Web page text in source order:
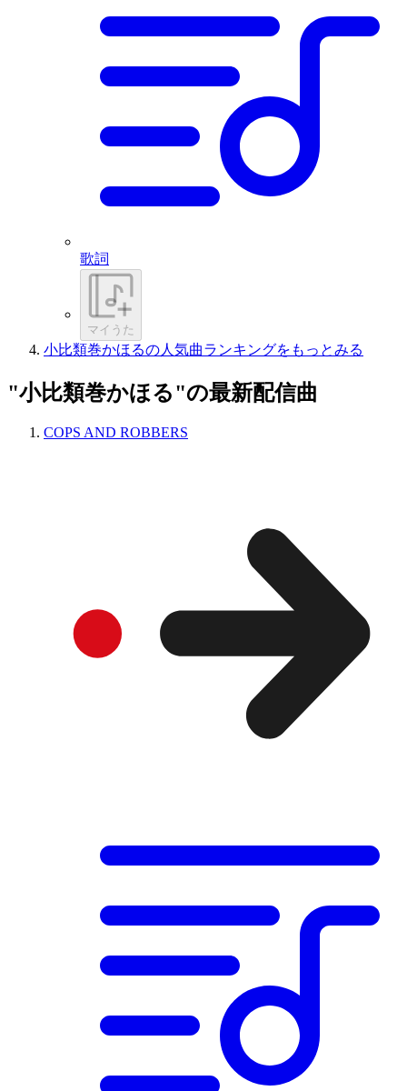
歌詞
マイうた
小比類巻かほるの人気曲ランキングをもっとみる
"小比類巻かほる"の最新配信曲
COPS AND ROBBERS